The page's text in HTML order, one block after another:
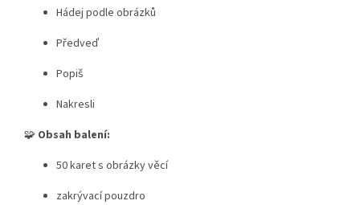
Hádej podle obrázků
Předveď
Popiš
Nakresli
🧩 Obsah balení:
50 karet s obrázky věcí
zakrývací pouzdro